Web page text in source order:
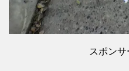
スポン